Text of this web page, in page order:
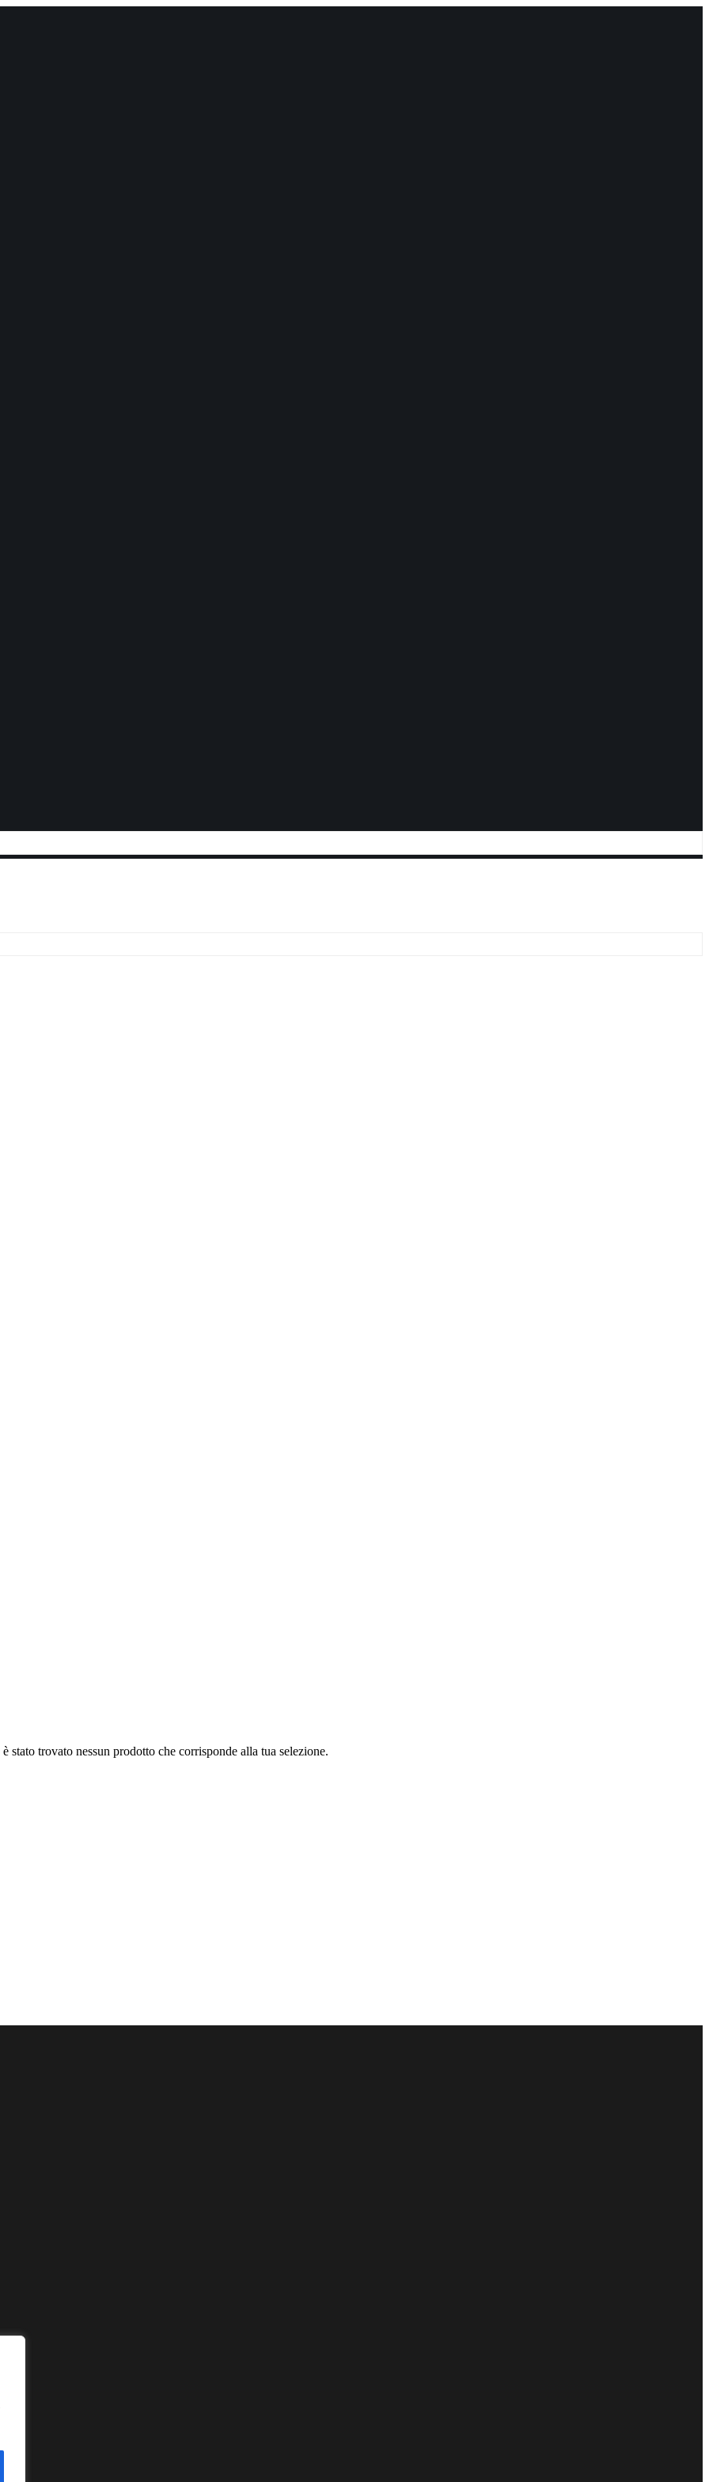
stato trovato nessun prodotto che corrisponde alla tua selezione.